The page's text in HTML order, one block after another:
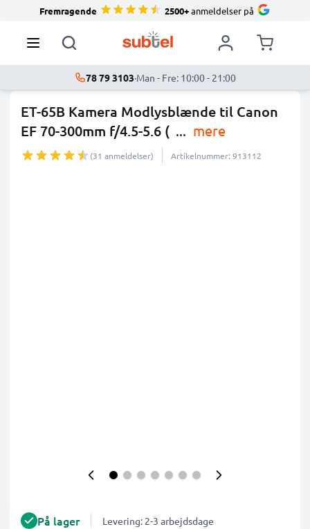
Fremragende 2500+anmeldelser på
78 79 3103·Man - Fre: 10:00 - 21:00
ET-65B Kamera Modlysblænde til Canon
EF 70-300mm f/4.5-5.6 ( ... mere
(31 anmeldelser) Artikelnummer: 913112
På lager Levering: 2-3 arbejdsdage